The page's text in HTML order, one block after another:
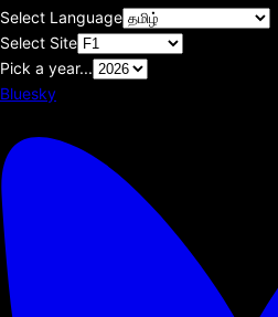
Select Language
Select Site
Pick a year...
Bluesky